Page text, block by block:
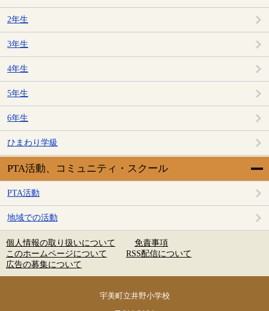
2年生
3年生
4年生
5年生
6年生
ひまわり学級
PTA活動、コミュニティ・スクール
PTA活動
地域での活動
個人情報の取り扱いについて
免責事項
このホームページについて
RSS配信について
広告の募集について
宇美町立井野小学校